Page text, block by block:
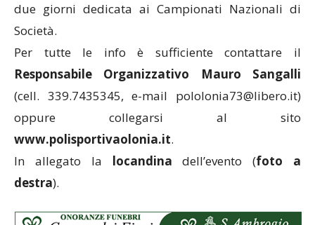
due giorni dedicata ai Campionati Nazionali di
Società.
Per tutte le info è sufficiente contattare il
Responsabile Organizzativo Mauro Sangalli
(cell. 339.7435345, e-mail pololonia73@libero.it)
oppure collegarsi al sito
www.polisportivaolonia.it.
In allegato la locandina dell’evento (foto a
destra).